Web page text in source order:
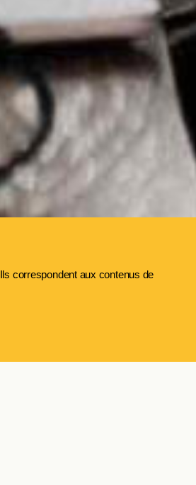
correspondent aux contenus de